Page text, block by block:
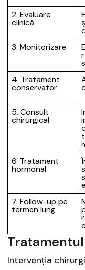
2. Evaluare
clinică
3. Monitorizare
4. Tratament
conservator
5. Consult
chirurgical
6. Tratament
hormonal
7. Follow-up pe
termen lung
Intervenția